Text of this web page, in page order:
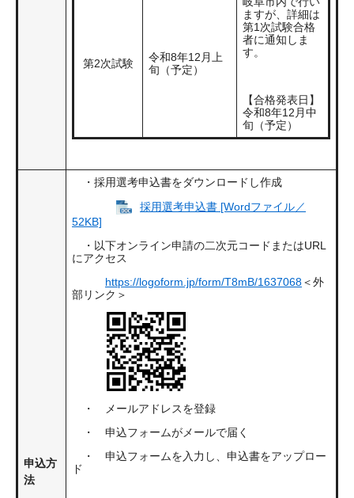
第2次試験
令和8年12月上
旬（予定）
ますが、詳細は
第1次試験合格
者に通知しま
す。
【合格発表日】
令和8年12月中
旬（予定）
申込方
法
・採用選考申込書をダウンロードし作成
採用選考申込書 [Wordファイル／
52KB]
・以下オンライン申請の二次元コードまたはURL
にアクセス
https://logoform.jp/form/T8mB/1637068＜外
部リンク＞
・ メールアドレスを登録
・ 申込フォームがメールで届く
・ 申込フォームを入力し、申込書をアップロー
ド